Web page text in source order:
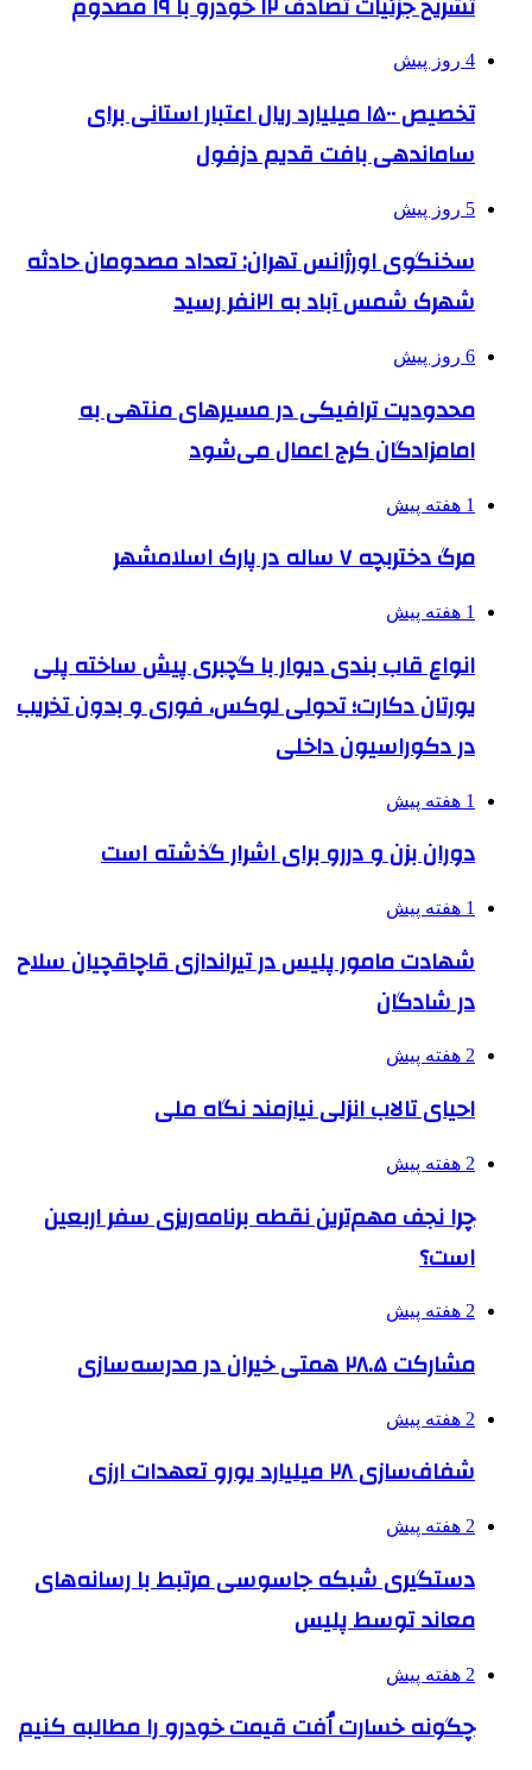
4 روز پیش
تخصیص ۱۵۰۰ میلیارد ریال اعتبار استانی برای
ساماندهی بافت قدیم دزفول
5 روز پیش
سخنگوی اورژانس تهران: تعداد مصدومان حادثه
شهرک شمس آباد به ۲۱نفر رسید
6 روز پیش
محدودیت ترافیکی در مسیرهای منتهی به
امامزادگان کرج اعمال می‌شود
1 هفته پیش
مرگ دختربچه ۷ ساله در پارک اسلامشهر
1 هفته پیش
انواع قاب بندی دیوار با گچبری پیش ساخته پلی
یورتان دکارت؛ تحولی لوکس، فوری و بدون تخریب
در دکوراسیون داخلی
1 هفته پیش
دوران بزن و دررو برای اشرار گذشته است
1 هفته پیش
شهادت مامور پلیس در تیراندازی قاچاقچیان سلاح
در شادگان
2 هفته پیش
احیای تالاب انزلی نیازمند نگاه ملی
2 هفته پیش
چرا نجف مهم‌ترین نقطه برنامه‌ریزی سفر اربعین
است؟
2 هفته پیش
مشارکت ۲۸.۵ همتی خیران در مدرسه‌سازی
2 هفته پیش
شفاف‌سازی ۲۸ میلیارد یورو تعهدات ارزی
2 هفته پیش
دستگیری شبکه جاسوسی مرتبط با رسانه‌های
معاند توسط پلیس
2 هفته پیش
چگونه خسارت اُفت قیمت خودرو را مطالبه کنیم